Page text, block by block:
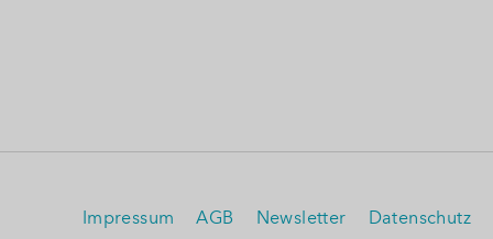
Impressum AGB Newsletter Datenschutz